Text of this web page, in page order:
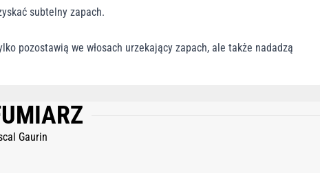
subtelny zapach.
pozostawią we włosach urzekający zapach, ale także nadadzą
CASTOR OIL, PANTHENOL, TETRAMETHYL
SUCROSE PALMITATE, HEXAMETHYLINDANOPYRAN, LINALOOL, GLYCERIN,
CARTERII GUM OIL, LINALYL ACETATE, PENTAERYTHRITYL TETRA-DI-T-